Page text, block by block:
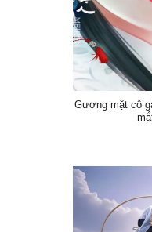
Gương mặt cô